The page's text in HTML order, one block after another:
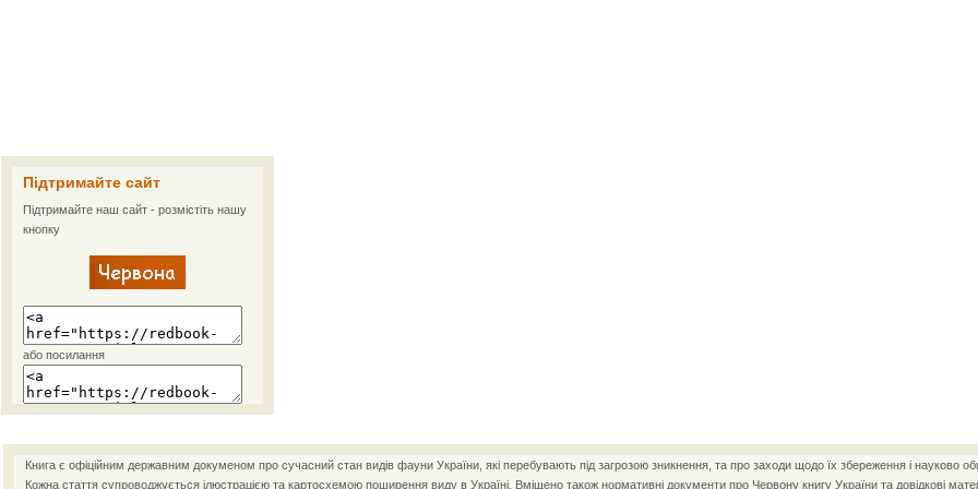
Підтримайте сайт
Підтримайте наш сайт - розмістіть нашу
кнопку
або посилання
Книга є офіційним державним докуменом про сучасний стан видів фауни України, які перебувають під загрозою зникнення, та про заходи щодо їх збереження і науково
Кожна стаття супроводжується ілюстрацією та картосхемою поширення виду в Україні. Вміщено також нормативні документи про Червону книгу України та довідкові